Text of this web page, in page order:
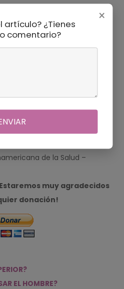
reciban un seguimiento
y tratar cualquier
de la Salud –
muy agradecidos
donación!
EL HOMBRE?
×
artículo? ¿Tienes
comentario?